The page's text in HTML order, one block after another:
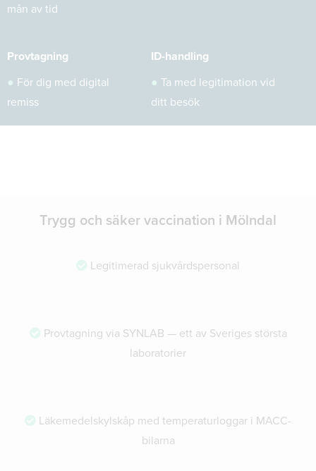
mån av tid
Provtagning
● För dig med digital
remiss
ID-handling
● Ta med legitimation vid
ditt besök
Trygg och säker vaccination i Mölndal
Legitimerad sjukvårdspersonal
Provtagning via SYNLAB — ett av Sveriges största
laboratorier
Läkemedelskylskåp med temperaturloggar i MACC-
bilarna